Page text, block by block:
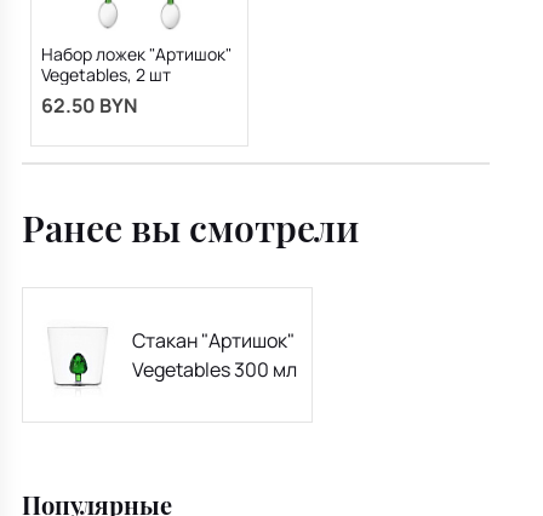
Набор ложек "Артишок"
Vegetables, 2 шт
62.50 BYN
Ранее вы смотрели
Стакан "Артишок"
Vegetables 300 мл
Популярные